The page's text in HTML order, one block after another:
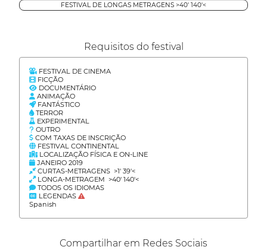
FESTIVAL DE LONGAS METRAGENS >40' 140'<
Requisitos do festival
FESTIVAL DE CINEMA
FICÇÃO
DOCUMENTÁRIO
ANIMAÇÃO
FANTÁSTICO
TERROR
EXPERIMENTAL
OUTRO
COM TAXAS DE INSCRIÇÃO
FESTIVAL CONTINENTAL
LOCALIZAÇÃO FÍSICA E ON-LINE
JANEIRO 2019
CURTAS-METRAGENS >1' 39'<
LONGA-METRAGEM >40' 140'<
TODOS OS IDIOMAS
LEGENDAS
Spanish
Compartilhar em Redes Sociais